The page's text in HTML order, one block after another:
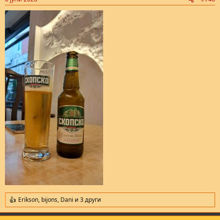
s
:
R
e
Erikson, bijons, Dani и 3 други